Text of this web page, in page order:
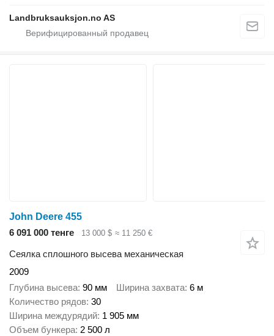
Landbruksauksjon.no AS
John Deere 455
6 091 000 тенге
13 000 $ ≈ 11 250 €
Сеялка сплошного высева механическая
2009
Глубина высева 90 мм Ширина захвата 6 м
Количество рядов 30
Ширина междурядий 1 905 мм
Объем бункера 2 500 л